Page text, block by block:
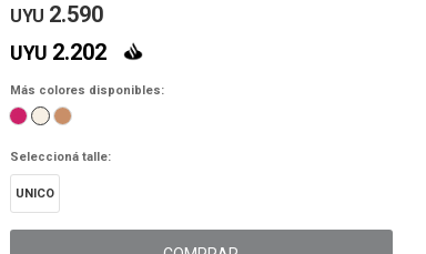
UYU 2.590
UYU 2.202
Más colores disponibles:
Seleccioná talle:
UNICO